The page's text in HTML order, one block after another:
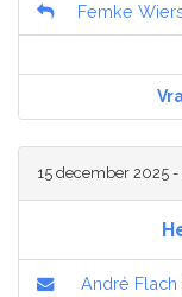
Femke
15 december 2025
André Flach